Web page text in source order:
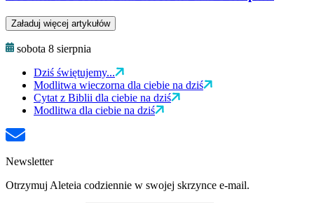
Załaduj więcej artykułów
sobota 8 sierpnia
Dziś świętujemy...
Modlitwa wieczorna dla ciebie na dziś
Cytat z Biblii dla ciebie na dziś
Modlitwa dla ciebie na dziś
Newsletter
Otrzymuj Aleteia codziennie w swojej skrzynce e-mail.